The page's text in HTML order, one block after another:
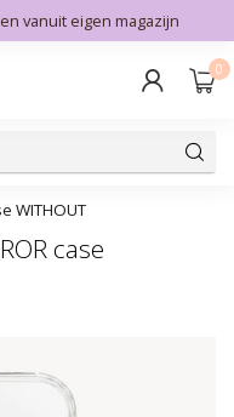
vanuit eigen magazijn
0
WITHOUT
case